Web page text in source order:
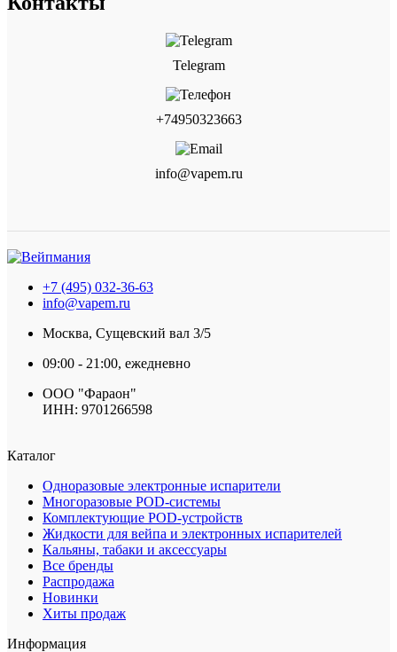
Telegram
+74950323663
info@vapem.ru
+7 (495) 032-36-63
info@vapem.ru
Москва, Сущевский вал 3/5
09:00 - 21:00, ежедневно
ООО "Фараон"
ИНН: 9701266598
Каталог
Одноразовые электронные испарители
Многоразовые POD-системы
Комплектующие POD-устройств
Жидкости для вейпа и электронных испарителей
Кальяны, табаки и аксессуары
Все бренды
Распродажа
Новинки
Хиты продаж
Информация